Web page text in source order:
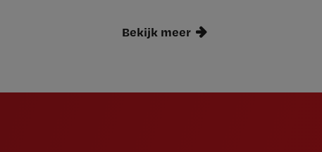
Bekijk meer